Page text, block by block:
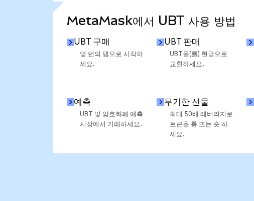
MetaMask에서 UBT 사용 방법
UBT 구매
몇 번의 탭으로 시작하
세요.
UBT 판매
UBT을(를) 현금으로
교환하세요.
예측
UBT 및 암호화폐 예측
시장에서 거래하세요.
무기한 선물
최대 50배 레버리지로
토큰을 롱 또는 숏 하
세요.